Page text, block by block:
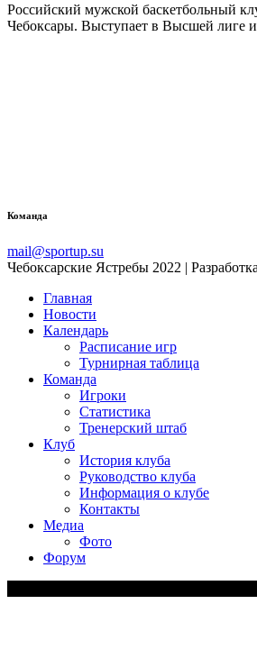
Российский мужской баскетбольный
Чебоксары. Выступает в Высшей лиге
Команда
mail@sportup.su
Чебоксарские Ястребы 2022 |
Главная
Новости
Календарь
Расписание игр
Турнирная таблица
Команда
Игроки
Статистика
Тренерский штаб
Клуб
История клуба
Руководство клуба
Информация о клубе
Контакты
Медиа
Фото
Форум